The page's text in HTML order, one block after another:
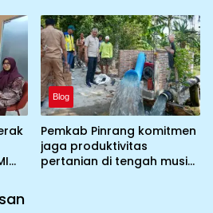
Olahraga
Blog
Pemkab Pinrang komitmen
jaga produktivitas
pertanian di tengah musim